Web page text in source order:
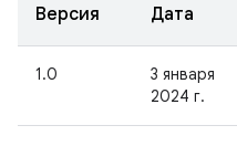
Версия Дата
1.0
3 января
2024 г.